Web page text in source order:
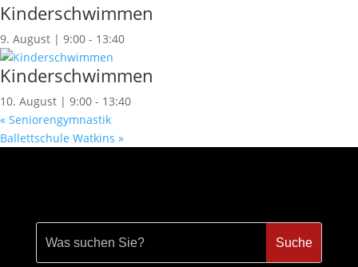
Kinderschwimmen
9. August | 9:00 - 13:40
Kinderschwimmen
10. August | 9:00 - 13:40
« Seniorengymnastik
Ballettschule Watkins »